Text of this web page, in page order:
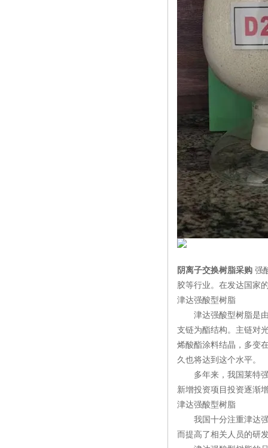
阴离子交换树脂采购 强
胶等行业。在发达国家
津达强酸型树脂
津达强酸型树脂是由
支链为酯结构。主链对
烯酸酯涂料结晶，多变
久也将达到这个水平。
多年来，我国莱特强
新增投资项目投资逐渐
津达强酸型树脂
我国十分注重津达强
而提高了相关人员的研